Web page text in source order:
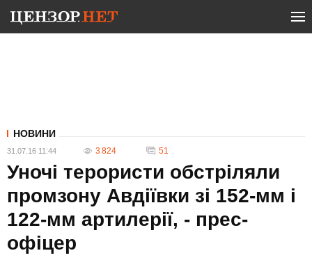
НОВИНИ
31.07.16 11:44 3 824 51
Уночі терористи обстріляли
промзону Авдіївки зі 152-мм і
122-мм артилерії, - прес-
офіцер